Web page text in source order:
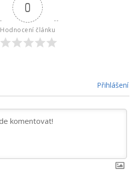
0
Hodnocení článku
Přihlášení